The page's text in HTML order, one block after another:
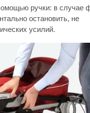
ручки: в случае
остановить, не
усилий.